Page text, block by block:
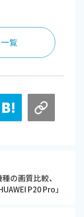
覧
の画質比較、
P20 Pro」